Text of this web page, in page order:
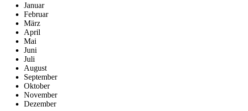
Januar
Februar
März
April
Mai
Juni
Juli
August
September
Oktober
November
Dezember